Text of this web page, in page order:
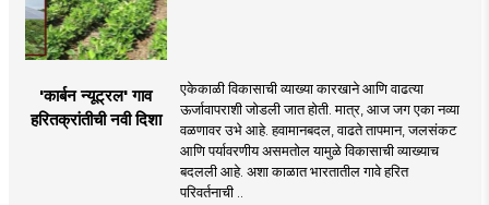
'कार्बन न्यूट्रल' गाव
हरितक्रांतीची नवी दिशा
एकेकाळी विकासाची व्याख्या कारखाने आणि वाढत्या
ऊर्जावापराशी जोडली जात होती. मात्र, आज जग एका नव्या
वळणावर उभे आहे. हवामानबदल, वाढते तापमान, जलसंकट
आणि पर्यावरणीय असमतोल यामुळे विकासाची व्याख्याच
बदलली आहे. अशा काळात भारतातील गावे हरित
परिवर्तनाची ..